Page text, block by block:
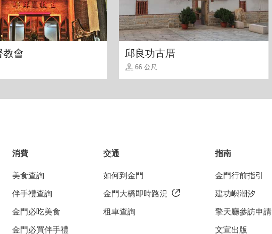
教會 邱良功古厝
66 公尺
消費
美食查詢
伴手禮查詢
金門必吃美食
金門必買伴手禮
交通
如何到金門
金門大橋即時路況
租車查詢
指南
金門行前指引
建功嶼潮汐
擎天廳參訪申請
文宣出版